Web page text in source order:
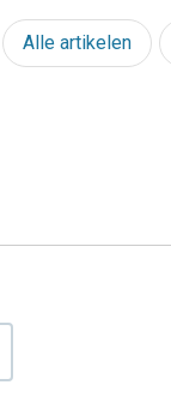
Alle artikelen